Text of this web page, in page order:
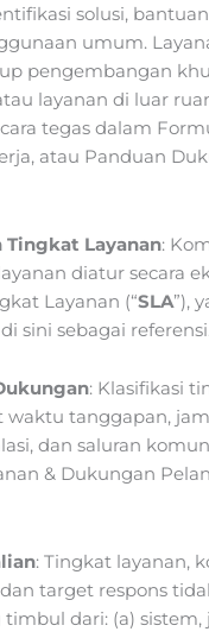
solusi,
umum.
pengembangan
layanan di luar
tegas dalam
atau Panduan
Tingkat Layanan:
diatur secara
Layanan (“SLA”),
sini sebagai
: Klasifikasi
waktu tanggapan,
dan saluran
& Dukungan
: Tingkat layanan,
target respons
timbul dari: (a) sistem,